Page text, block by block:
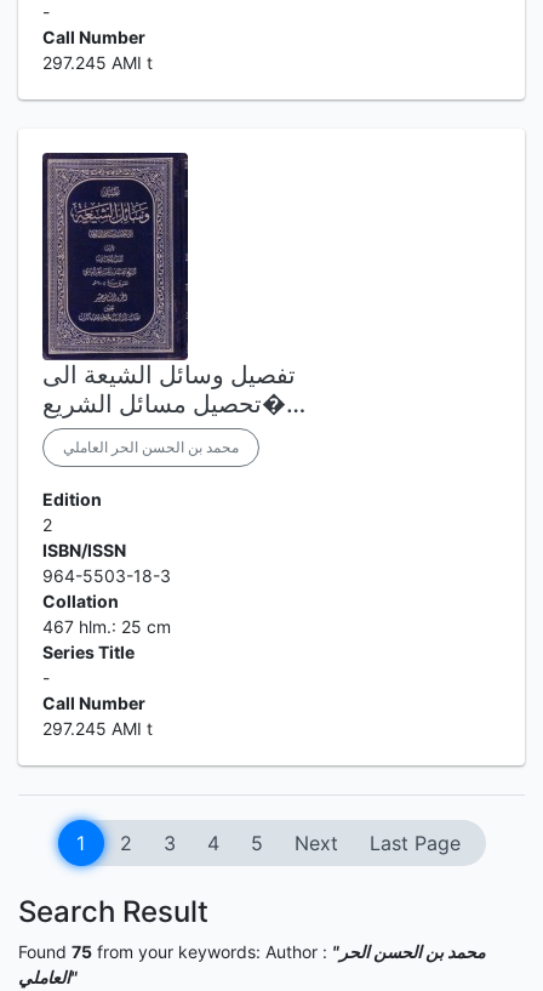
-
Call Number
297.245 AMI t
تفصيل وسائل الشيعة الى
تحصيل مسائل الشريع�…
محمد بن الحسن الحر العاملي
Edition
2
ISBN/ISSN
964-5503-18-3
Collation
467 hlm.: 25 cm
Series Title
-
Call Number
297.245 AMI t
1 2 3 4 5 Next Last Page
Search Result
Found 75 from your keywords: Author : "محمد بن الحسن الحر
العاملي"